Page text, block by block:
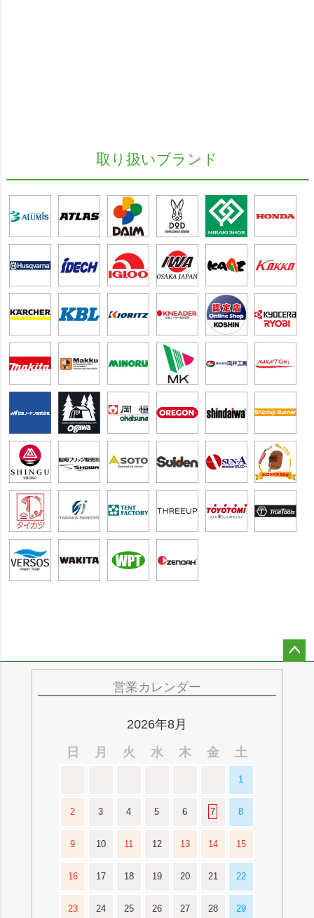
取り扱いブランド
営業カレンダー
2026年8月
日
月 火 水 木 金 土
1
2 3 4 5 6 7 8
9 10 11 12 13 14 15
16 17 18 19 20 21 22
23 24 25 26 27 28 29